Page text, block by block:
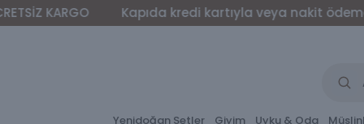
Kapıda kredi kartıyla veya nakit ödeme
Yenidoğan Setler Giyim Uyku & Oda